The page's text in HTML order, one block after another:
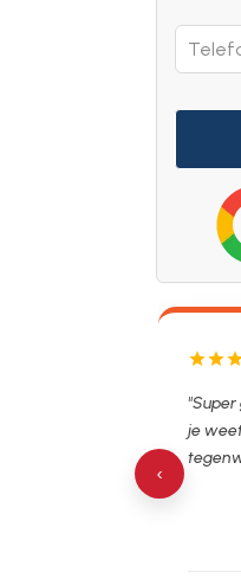
"Super
je weet dat
tegenwoordig
‹